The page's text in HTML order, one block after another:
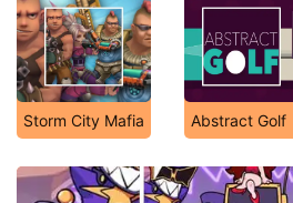
Storm City Mafia Abstract Golf